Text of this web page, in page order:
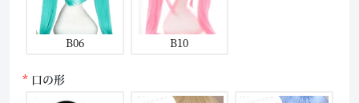
B06 B10
口の形